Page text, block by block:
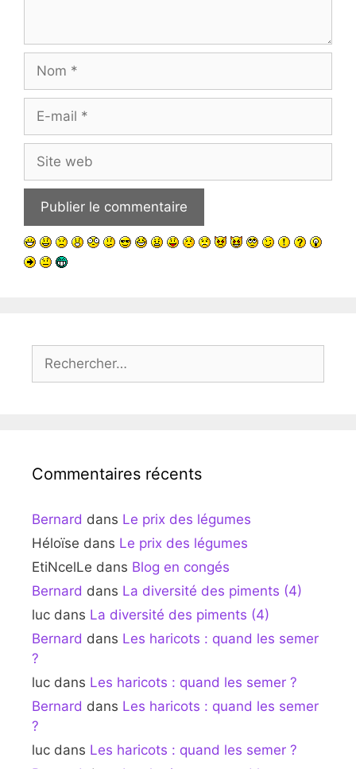
mail
web
Commentaires récents
Bernard dans Le prix des légumes
Héloïse dans Le prix des légumes
EtiNcelLe dans Blog en congés
Bernard dans La diversité des piments (4)
luc dans La diversité des piments (4)
Bernard dans Les haricots : quand les semer
?
luc dans Les haricots : quand les semer ?
Bernard dans Les haricots : quand les semer
?
luc dans Les haricots : quand les semer ?